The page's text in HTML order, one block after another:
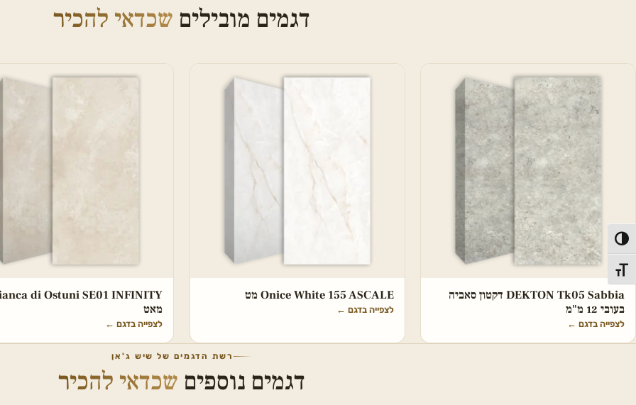
הפעל/כבה ניגודיות גבוהה
מתג גודל גופן
דגמים מובילים שכדאי להכיר
DEKTON Tk05 Sabbia דקטון סאביה
בעובי 12 מ"מ
לצפייה בדגם ←
Onice White 155 ASCALE מט
לצפייה בדגם ←
di Ostuni SE01 INFINITY
מאט
לצפייה בדגם ←
רשת הדגמים של שיש ג'אן
דגמים נוספים שכדאי להכיר